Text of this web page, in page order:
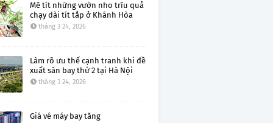
Mê tít những vườn nho trĩu quả
chạy dài tít tắp ở Khánh Hòa
tháng 3 24, 2026
Làm rõ ưu thế cạnh tranh khi đề
xuất sân bay thứ 2 tại Hà Nội
tháng 3 24, 2026
Giá vé máy bay tăng